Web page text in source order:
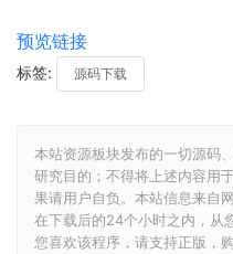
预览链接
标签: 源码下载
本站资源板块发布的一切源码
研究目的；不得将上述内容用
果请用户自负。本站信息来自
在下载后的24个小时之内，从
您喜欢该程序，请支持正版，